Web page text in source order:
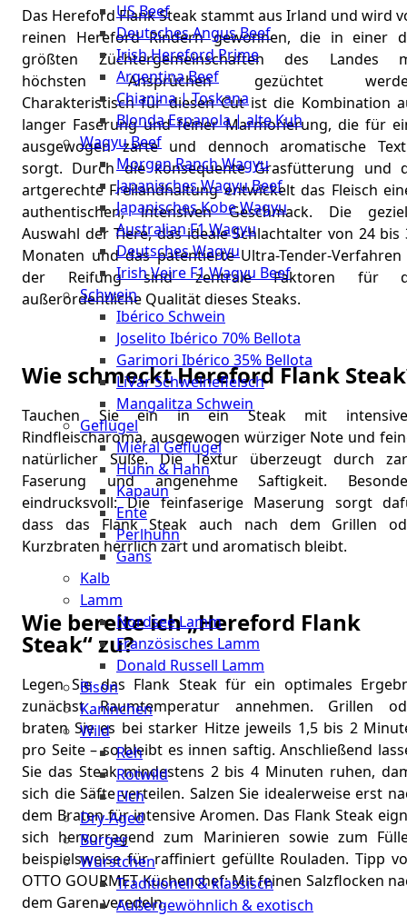
Club
Stuttgart
US Beef
Deutsches Angus Beef
Irish Hereford Prime
Argentina Beef
Chianina | Toskana
Blonda Espanola | alte Kuh
Wagyu Beef
Morgan Ranch Wagyu
Japanisches Wagyu Beef
Japanisches Kobe Wagyu
Australian F1 Wagyu
Deutsches Wagyu
Irish Veire F1 Wagyu Beef
Schwein
Ibérico Schwein
Joselito Ibérico 70% Bellota
Garimori Ibérico 35% Bellota
LiVar Schweinefleisch
Mangalitza Schwein
Geflügel
Miéral Geflügel
Huhn & Hahn
Kapaun
Ente
Perlhuhn
Gans
Kalb
Lamm
Nordsee Lamm
Französisches Lamm
Donald Russell Lamm
Bison
Kaninchen
Wild
Reh
Rotwild
Elch
Dry-Aged
Burger
Würstchen
Traditionell & klassisch
Außergewöhnlich & exotisch
Das Hereford Flank Steak stammt aus Irland und wird
reinen Hereford Rindern gewonnen, die in einer
größten Züchtergemeinschaften des Landes
höchsten Ansprüchen gezüchtet
Charakteristisch für diesen Cut ist die Kombination
langer Faserung und feiner Marmorierung, die für
ausgewogen zarte und dennoch aromatische
sorgt. Durch die konsequente Grasfütterung und
artgerechte Freilandhaltung entwickelt das Fleisch
authentischen, intensiven Geschmack. Die
Auswahl der Tiere, das ideale Schlachtalter von 24 bis
Monaten und das patentierte Ultra-Tender-
der Reifung sind zentrale Faktoren für
außerordentliche Qualität dieses Steaks.
Wie schmeckt Hereford Flank
Tauchen Sie ein in ein Steak mit
Rindfleischaroma, ausgewogen würziger Note und
natürlicher Süße. Die Textur überzeugt durch
Faserung und angenehme Saftigkeit.
eindrucksvoll: Die feinfaserige Maserung sorgt
dass das Flank Steak auch nach dem Grillen
Kurzbraten herrlich zart und aromatisch bleibt.
Wie bereite ich „Hereford Flank
Steak“ zu?
Legen Sie das Flank Steak für ein optimales
zunächst Raumtemperatur annehmen. Grillen
braten Sie es bei starker Hitze jeweils 1,5 bis 2
pro Seite – so bleibt es innen saftig. Anschließend
Sie das Steak mindestens 2 bis 4 Minuten ruhen,
sich die Säfte verteilen. Salzen Sie idealerweise erst
dem Braten für intensive Aromen. Das Flank Steak
sich hervorragend zum Marinieren sowie zum
beispielsweise für raffiniert gefüllte Rouladen. Tipp
OTTO GOURMET Küchenchef: Mit feinen Salzflocken
dem Garen veredeln.